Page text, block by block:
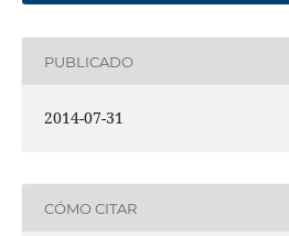
PUBLICADO
2014-07-31
CÓMO CITAR